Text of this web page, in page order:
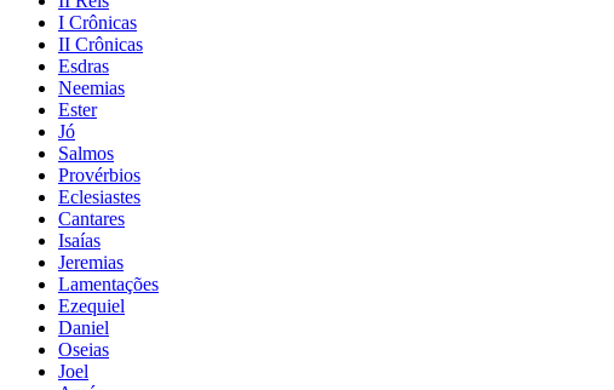
I Crônicas
II Crônicas
Esdras
Neemias
Ester
Jó
Salmos
Provérbios
Eclesiastes
Cantares
Isaías
Jeremias
Lamentações
Ezequiel
Daniel
Oseias
Joel